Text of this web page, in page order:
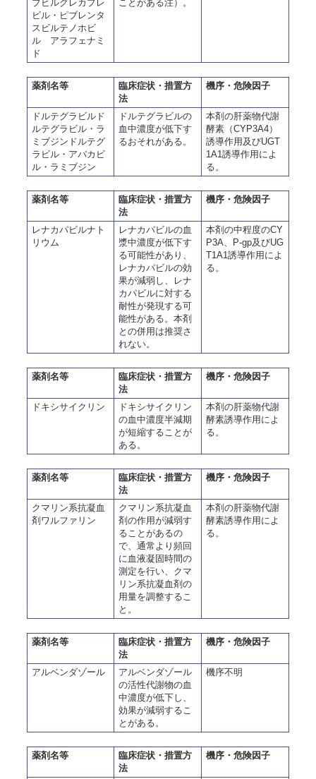
ブビルグレカプレ
ビル・ピブレンタ
スビルテノホビ
ル アラフェナミ
ド
ことがある注）。
薬剤名等
臨床症状・措置方
法
機序・危険因子
ドルテグラビルド
ルテグラビル・ラ
ミブジンドルテグ
ラビル・アバカビ
ル・ラミブジン
ドルテグラビルの
血中濃度が低下す
るおそれがある。
本剤の肝薬物代謝
酵素（CYP3A4）
誘導作用及びUGT
1A1誘導作用によ
る。
薬剤名等
臨床症状・措置方
法
機序・危険因子
レナカパビルナト
リウム
レナカパビルの血
漿中濃度が低下す
る可能性があり、
レナカパビルの効
果が減弱し、レナ
カパビルに対する
耐性が発現する可
能性がある。本剤
との併用は推奨さ
れない。
本剤の中程度のCY
P3A、P-gp及びUG
T1A1誘導作用によ
る。
薬剤名等
臨床症状・措置方
法
機序・危険因子
ドキシサイクリン
ドキシサイクリン
の血中濃度半減期
が短縮することが
ある。
本剤の肝薬物代謝
酵素誘導作用によ
る。
薬剤名等
臨床症状・措置方
法
機序・危険因子
クマリン系抗凝血
剤ワルファリン
クマリン系抗凝血
剤の作用が減弱す
ることがあるの
で、通常より頻回
に血液凝固時間の
測定を行い、クマ
リン系抗凝血剤の
用量を調整するこ
と。
本剤の肝薬物代謝
酵素誘導作用によ
る。
薬剤名等
臨床症状・措置方
法
機序・危険因子
アルベンダゾール
アルベンダゾール
の活性代謝物の血
中濃度が低下し、
効果が減弱するこ
とがある。
機序不明
薬剤名等
臨床症状・措置方
法
機序・危険因子